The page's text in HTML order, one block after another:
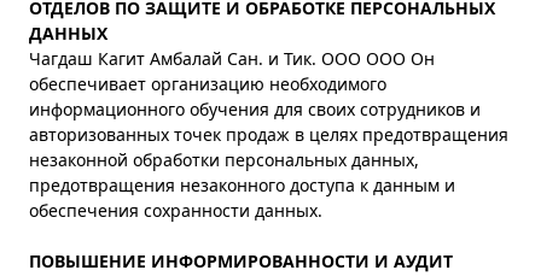
ОТДЕЛОВ ПО ЗАЩИТЕ И ОБРАБОТКЕ ПЕРСОНАЛЬНЫХ
ДАННЫХ
Чагдаш Кагит Амбалай Сан. и Тик. ООО ООО Он
обеспечивает организацию необходимого
информационного обучения для своих сотрудников и
авторизованных точек продаж в целях предотвращения
незаконной обработки персональных данных,
предотвращения незаконного доступа к данным и
обеспечения сохранности данных.
ПОВЫШЕНИЕ ИНФОРМИРОВАННОСТИ И АУДИТ